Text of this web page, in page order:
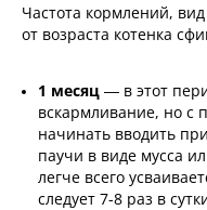
Частота кормлений,
от возраста котенка
1 месяц — в этот
вскармливание, но с
начинать вводить
паучи в виде мусса
легче всего
следует 7-8 раз в